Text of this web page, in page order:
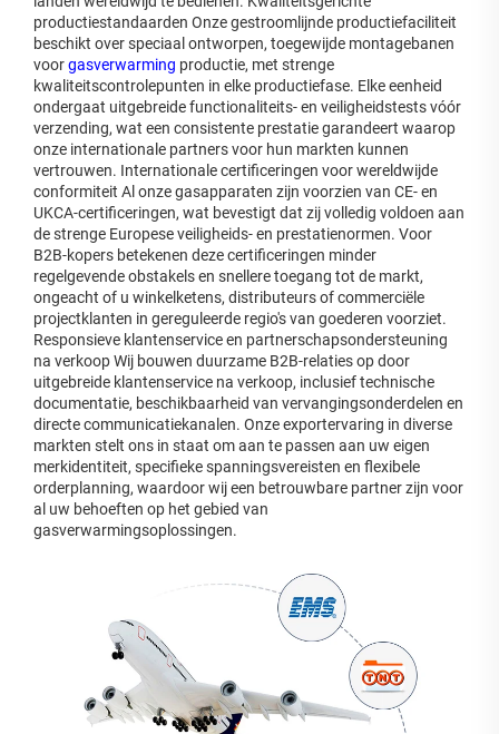
productiestandaarden Onze gestroomlijnde productiefaciliteit
beschikt over speciaal ontworpen, toegewijde montagebanen
voorgasverwarming productie, met strenge
kwaliteitscontrolepunten in elke productiefase. Elke eenheid
ondergaat uitgebreide functionaliteits- en veiligheidstests vóór
verzending, wat een consistente prestatie garandeert waarop
onze internationale partners voor hun markten kunnen
vertrouwen. Internationale certificeringen voor wereldwijde
conformiteit Al onze gasapparaten zijn voorzien van CE- en
UKCA-certificeringen, wat bevestigt dat zij volledig voldoen aan
de strenge Europese veiligheids- en prestatienormen. Voor
B2B-kopers betekenen deze certificeringen minder
regelgevende obstakels en snellere toegang tot de markt,
ongeacht of u winkelketens, distributeurs of commerciële
projectklanten in gereguleerde regio's van goederen voorziet.
Responsieve klantenservice en partnerschapsondersteuning
na verkoop Wij bouwen duurzame B2B-relaties op door
uitgebreide klantenservice na verkoop, inclusief technische
documentatie, beschikbaarheid van vervangingsonderdelen en
directe communicatiekanalen. Onze exportervaring in diverse
markten stelt ons in staat om aan te passen aan uw eigen
merkidentiteit, specifieke spanningsvereisten en flexibele
orderplanning, waardoor wij een betrouwbare partner zijn voor
al uw behoeften op het gebied van
gasverwarmingsoplossingen.